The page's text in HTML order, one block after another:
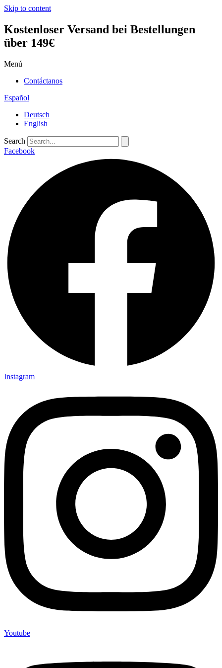
Skip to content
Kostenloser Versand bei Bestellungen
über 149€
Menú
Contáctanos
Español
Deutsch
English
Search
Facebook
Instagram
Youtube